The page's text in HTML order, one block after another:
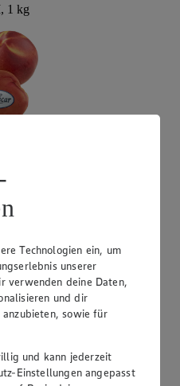
1 kg
1 kg
Technologien ein, um
unserer
verwenden deine Daten,
und dir
sowie für
und kann jederzeit
Einstellungen angepasst